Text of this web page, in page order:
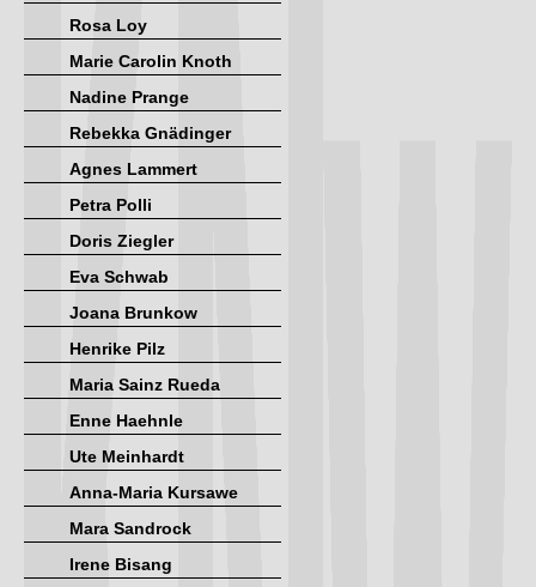
Rosa Loy
Marie Carolin Knoth
Nadine Prange
Rebekka Gnädinger
Agnes Lammert
Petra Polli
Doris Ziegler
Eva Schwab
Joana Brunkow
Henrike Pilz
Maria Sainz Rueda
Enne Haehnle
Ute Meinhardt
Anna-Maria Kursawe
Mara Sandrock
Irene Bisang